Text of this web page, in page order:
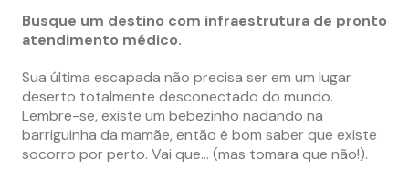
Busque um destino com infraestrutura de pronto
atendimento médico.
Sua última escapada não precisa ser em um lugar
deserto totalmente desconectado do mundo.
Lembre-se, existe um bebezinho nadando na
barriguinha da mamãe, então é bom saber que existe
socorro por perto. Vai que… (mas tomara que não!).